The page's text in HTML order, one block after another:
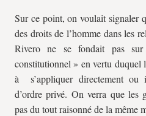
Sur ce point, on voulait signaler
des droits de l’homme dans les
Rivero ne se fondait pas
constitutionnel » en vertu duquel
à s’appliquer directement
d’ordre privé. On verra que les
pas du tout raisonné de la même